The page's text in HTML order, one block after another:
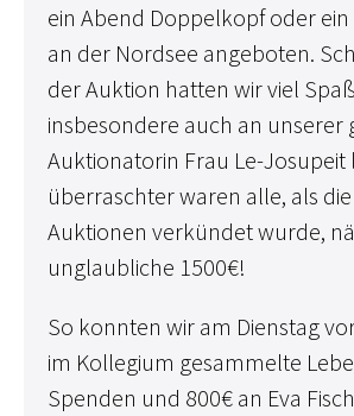
ein Abend Doppelkopf oder
an der Nordsee angeboten.
der Auktion hatten wir viel
insbesondere auch an unserer
Auktionatorin Frau Le-Josupeit
überraschter waren alle, als
Auktionen verkündet wurde,
unglaubliche 1500€!
So konnten wir am Dienstag
im Kollegium gesammelte
Spenden und 800€ an Eva